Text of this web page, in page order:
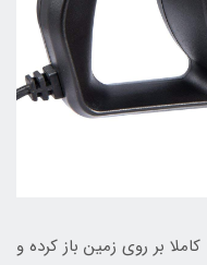
بر روی زمین باز کرده و